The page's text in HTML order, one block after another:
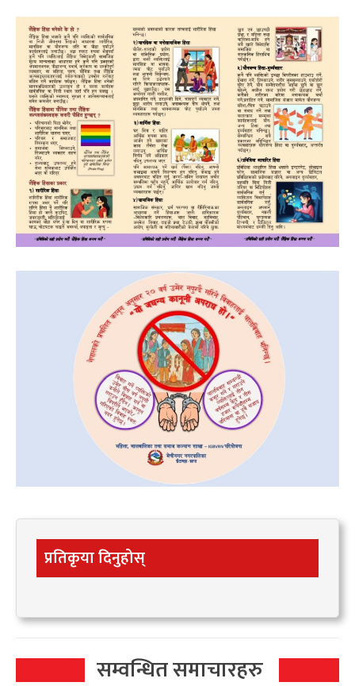
प्रतिकृया दिनुहोस्
सम्वन्धित समाचारहरु